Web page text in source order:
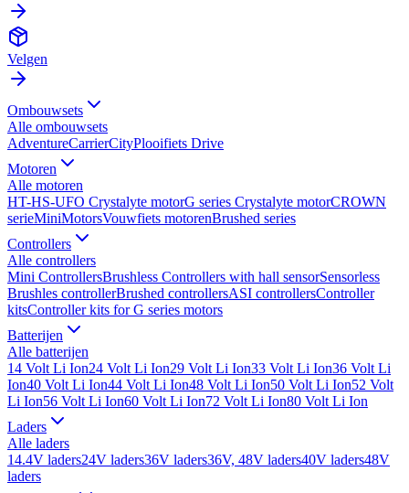
Velgen
Ombouwsets
Alle ombouwsets
AdventureCarrierCityPlooifiets Drive
Motoren
Alle motoren
HT-HS-UFO Crystalyte motorG series Crystalyte motorCROWN
serieMiniMotorsVouwfiets motorenBrushed series
Controllers
Alle controllers
Mini ControllersBrushless Controllers with hall sensorSensorless
Brushles controllerBrushed controllersASI controllersController
kitsController kits for G series motors
Batterijen
Alle batterijen
14 Volt Li Ion24 Volt Li Ion29 Volt Li Ion33 Volt Li Ion36 Volt Li
Ion40 Volt Li Ion44 Volt Li Ion48 Volt Li Ion50 Volt Li Ion52 Volt
Li Ion56 Volt Li Ion60 Volt Li Ion72 Volt Li Ion80 Volt Li Ion
Laders
Alle laders
14.4V laders24V laders36V laders36V, 48V laders40V laders48V
laders